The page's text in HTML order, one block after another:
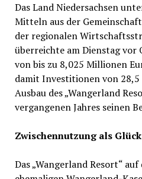
Das Land Niedersachsen
Mitteln aus der
der regionalen
überreichte am Dienstag vor
von bis zu 8,025 Millionen
damit Investitionen von
Ausbau des „Wangerland
vergangenen Jahres seinen
Zwischennutzung als
Das „Wangerland Resort“